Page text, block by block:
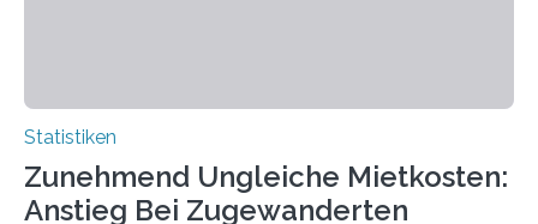
Statistiken
Zunehmend Ungleiche Mietkosten:
Anstieg Bei Zugewanderten